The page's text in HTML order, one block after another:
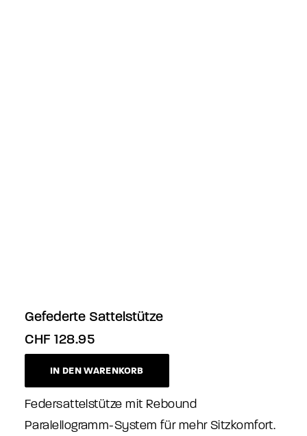
Gefederte Sattelstütze
CHF 128.95
IN DEN WARENKORB
Federsattelstütze mit Rebound
Paralellogramm-System für mehr Sitzkomfort.